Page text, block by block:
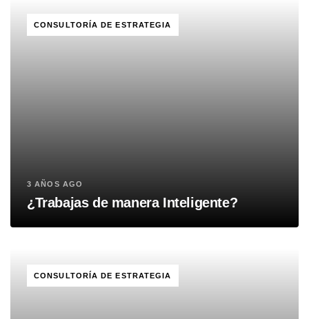
CONSULTORÍA DE ESTRATEGIA
3 AÑOS AGO
¿Trabajas de manera Inteligente?
CONSULTORÍA DE ESTRATEGIA